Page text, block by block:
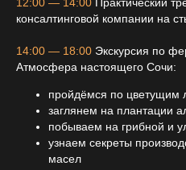
консалтинговой компании на
14:00 — 18:00 Экскурсия по
Атмосфера настоящего Сочи:
пройдёмся по цветущим
заглянем на плантации
побываем на грибной и
узнаем секреты
масел